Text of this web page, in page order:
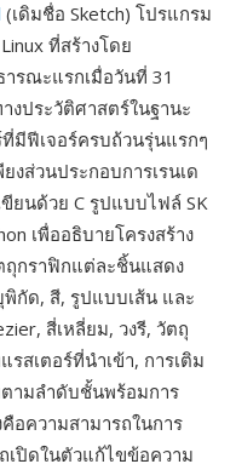
(เดิมชื่อ Sketch) โปรแกรม
ที่สร้างโดย
รณะแรกเมื่อวันที่ 31
งประวัติศาสตร์ในฐานะ
มีฟีเจอร์ครบถ้วนรุ่นแรกๆ
งส่วนประกอบการเรนเด
ยนด้วย C รูปแบบไฟล์ SK
เพื่ออธิบายโครงสร้าง
ถุกราฟิกแต่ละชิ้นแสดง
กัด, สี, รูปแบบเส้น และ
สี่เหลี่ยม, วงรี, วัตถุ
สเตอร์ที่นำเข้า, การเติม
ามลำดับชั้นพร้อมการ
อความสามารถในการ
ปิดในตัวแก้ไขข้อความ